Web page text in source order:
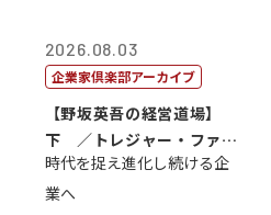
2026.08.03
企業家倶楽部アーカイブ
【野坂英吾の経営道場】
下 ／トレジャー・ファク
トリー社長野坂...
時代を捉え進化し続ける企
業へ